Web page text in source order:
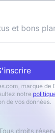
et bons
marque de
notre
de vos données.
droits